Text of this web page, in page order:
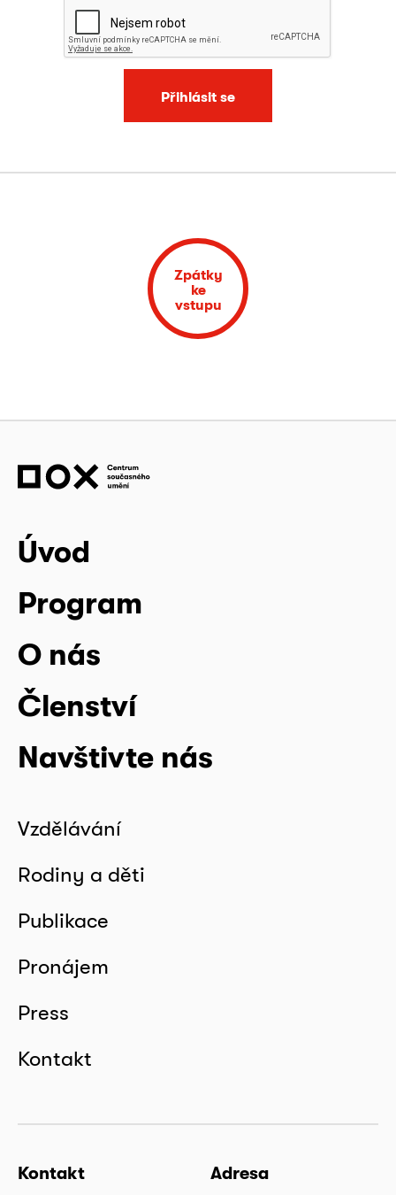
Přihlásit se
Zpátky
ke
vstupu
Úvod
Program
O nás
Členství
Navštivte nás
Vzdělávání
Rodiny a děti
Publikace
Pronájem
Press
Kontakt
Kontakt Adresa